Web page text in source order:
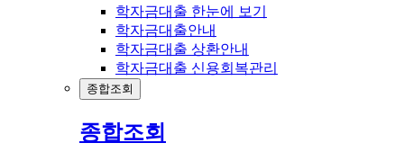
학자금대출 한눈에 보기
학자금대출안내
학자금대출 상환안내
학자금대출 신용회복관리
종합조회
종합조회